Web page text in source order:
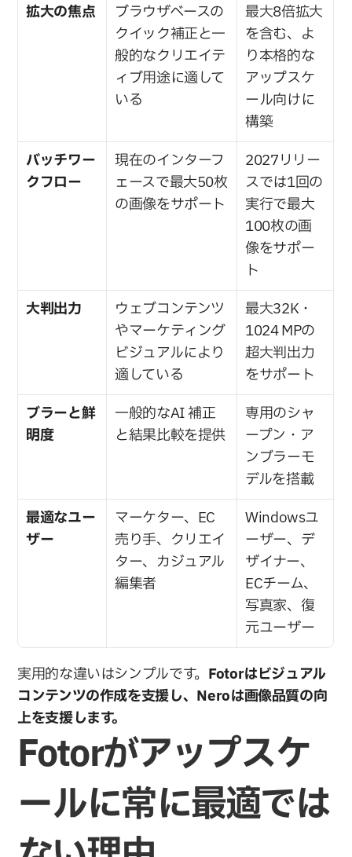
拡大の焦点
ブラウザベースの
クイック補正と一
般的なクリエイテ
ィブ用途に適して
いる
最大8倍拡大
を含む、よ
り本格的な
アップスケ
ール向けに
構築
バッチワー
クフロー
現在のインターフ
ェースで最大50枚
の画像をサポート
2027リリー
スでは1回の
実行で最大
100枚の画
像をサポー
ト
大判出力
ウェブコンテンツ
やマーケティング
ビジュアルにより
適している
最大32K・
1024 MPの
超大判出力
をサポート
ブラーと鮮
明度
一般的なAI 補正
と結果比較を提供
専用のシャ
ープン・ア
ンブラーモ
デルを搭載
最適なユー
ザー
マーケター、EC
売り手、クリエイ
ター、カジュアル
編集者
Windowsユ
ーザー、デ
ザイナー、
ECチーム、
写真家、復
元ユーザー
実用的な違いはシンプルです。 Fotorはビジュアル
コンテンツの作成を支援し、Neroは画像品質の向
上を支援します。
Fotorがアップスケ
ールに常に最適では